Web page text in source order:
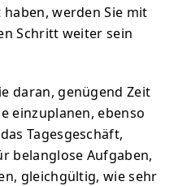
werden Sie mit
Schritt weiter sein
daran, genügend Zeit
einzuplanen, ebenso
Tagesgeschäft,
belanglose Aufgaben,
gleichgültig, wie sehr